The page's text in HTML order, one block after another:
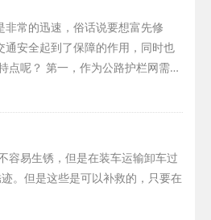
常的迅速，俗话说要想富先修
安全起到了保障的作用，同时也
点呢？ 第一，作为公路护栏网需…
容易生锈，但是在装车运输卸车过
。但是这些是可以补救的，只要在